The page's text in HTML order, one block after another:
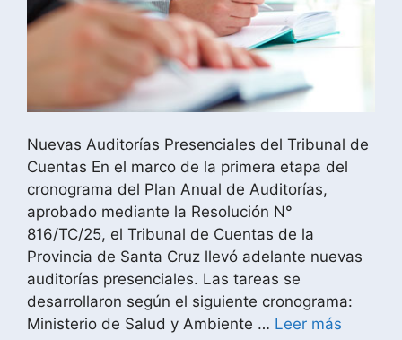
Nuevas Auditorías Presenciales del Tribunal de
Cuentas En el marco de la primera etapa del
cronograma del Plan Anual de Auditorías,
aprobado mediante la Resolución N°
816/TC/25, el Tribunal de Cuentas de la
Provincia de Santa Cruz llevó adelante nuevas
auditorías presenciales. Las tareas se
desarrollaron según el siguiente cronograma:
Ministerio de Salud y Ambiente … Leer más